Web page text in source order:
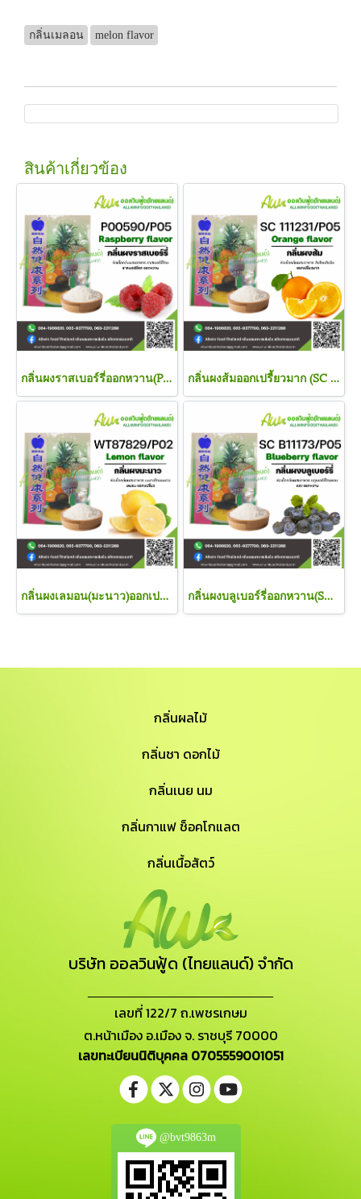
กลิ่นเมลอน melon flavor
สินค้าเกี่ยวข้อง
กลิ่นผงราสเบอร์รี่ออกหวาน(P00590/P05) RASPBERRY FLAVOR(POWDER) กลิ่นผงส้มออกเปรี้ยวมาก (SC 111231/P05) ORANGE FLAVOR(POWDER)
กลิ่นผงเลมอน(มะนาว)ออกเปรี้ยว (WT87829/P02) LEMON FLAVOR(POWDER) กลิ่นผงบลูเบอร์รี่ออกหวาน(SC B11173/P05) BLUEBERRY FLAVOR(POWDER)
กลิ่นผลไม้
กลิ่นชา ดอกไม้
กลิ่นเนย นม
กลิ่นกาแฟ ช็อคโกแลต
กลิ่นเนื้อสัตว์
บริษัท ออลวินฟู้ด (ไทยแลนด์) จำกัด
เลขที่ 122/7 ถ.เพชรเกษม
ต.หน้าเมือง อ.เมือง จ. ราชบุรี 70000
เลขทะเบียนนิติบุคคล 0705559001051
@bvt9863m